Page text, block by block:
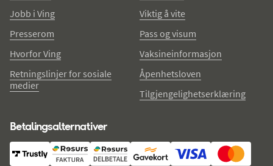
Jobb i Ving
Presserom
Hvorfor Ving
Retningslinjer for sosiale
medier
Viktig å vite
Pass og visum
Vaksineinformasjon
Åpenhetsloven
Tilgjengelighetserklæring
Betalingsalternativer